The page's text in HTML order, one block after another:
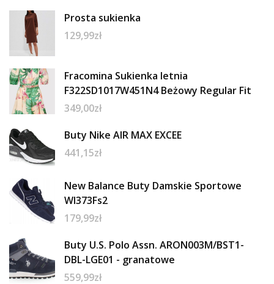
Prosta sukienka
129,99zł
Fracomina Sukienka letnia
F322SD1017W451N4 Beżowy Regular Fit
349,00zł
Buty Nike AIR MAX EXCEE
441,15zł
New Balance Buty Damskie Sportowe
Wl373Fs2
179,99zł
Buty U.S. Polo Assn. ARON003M/BST1-
DBL-LGE01 - granatowe
559,99zł